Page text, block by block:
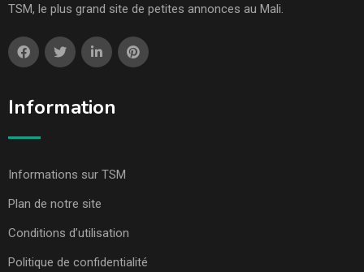
TSM, le plus grand site de petites annonces au Mali.
Information
Informations sur TSM
Plan de notre site
Conditions d’utilisation
Politique de confidentialité